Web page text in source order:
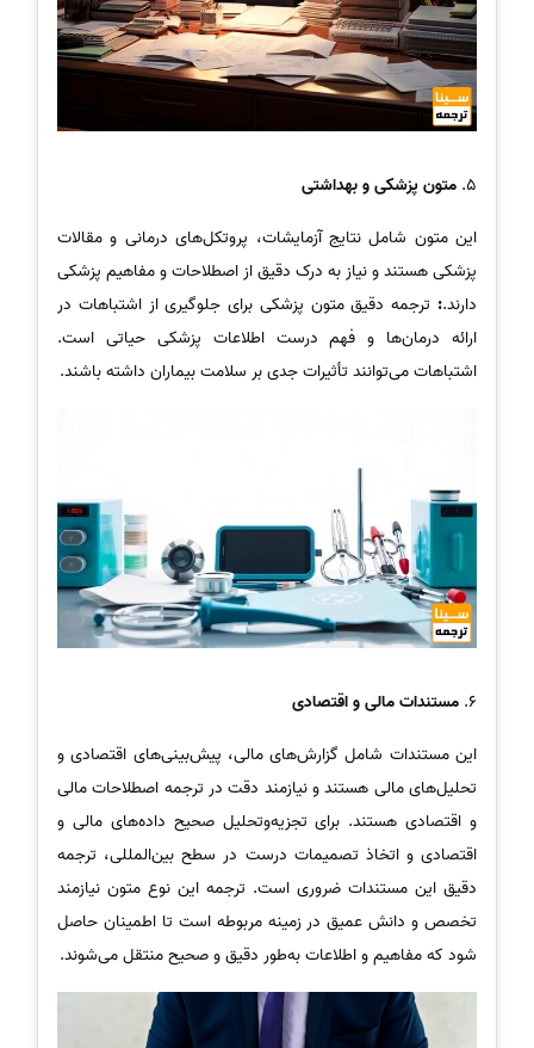
5. متون پزشکی و بهداشتی
این متون شامل نتایج آزمایشات، پروتکل‌های درمانی و مقالات
پزشکی هستند و نیاز به درک دقیق از اصطلاحات و مفاهیم پزشکی
دارند.: ترجمه دقیق متون پزشکی برای جلوگیری از اشتباهات در
ارائه درمان‌ها و فهم درست اطلاعات پزشکی حیاتی است.
اشتباهات می‌توانند تأثیرات جدی بر سلامت بیماران داشته باشند.
6. مستندات مالی و اقتصادی
این مستندات شامل گزارش‌های مالی، پیش‌بینی‌های اقتصادی و
تحلیل‌های مالی هستند و نیازمند دقت در ترجمه اصطلاحات مالی
و اقتصادی هستند. برای تجزیه‌وتحلیل صحیح داده‌های مالی و
اقتصادی و اتخاذ تصمیمات درست در سطح بین‌المللی، ترجمه
دقیق این مستندات ضروری است. ترجمه این نوع متون نیازمند
تخصص و دانش عمیق در زمینه مربوطه است تا اطمینان حاصل
شود که مفاهیم و اطلاعات به‌طور دقیق و صحیح منتقل می‌شوند.